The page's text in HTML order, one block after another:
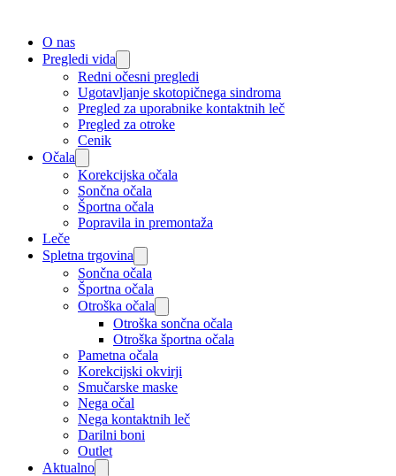
O nas
Pregledi vida
Redni očesni pregledi
Ugotavljanje skotopičnega sindroma
Pregled za uporabnike kontaktnih leč
Pregled za otroke
Cenik
Očala
Korekcijska očala
Sončna očala
Športna očala
Popravila in premontaža
Leče
Spletna trgovina
Sončna očala
Športna očala
Otroška očala
Otroška sončna očala
Otroška športna očala
Pametna očala
Korekcijski okvirji
Smučarske maske
Nega očal
Nega kontaktnih leč
Darilni boni
Outlet
Aktualno